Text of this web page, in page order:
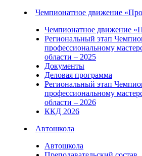
Чемпионатное движение
Чемпионатное движение
Региональный этап
профессиональному
области – 2025
Документы
Деловая программа
Региональный этап
профессиональному
области – 2026
ККД 2026
Автошкола
Автошкола